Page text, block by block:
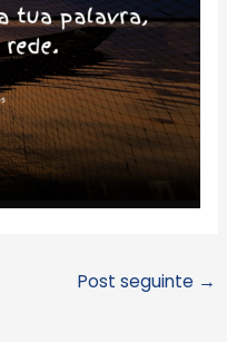
Post seguinte →